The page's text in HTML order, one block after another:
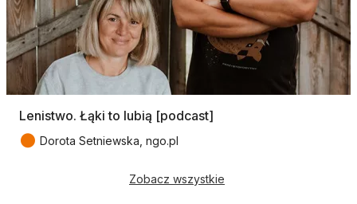
Lenistwo. Łąki to lubią [podcast]
● Dorota Setniewska, ngo.pl
Zobacz wszystkie